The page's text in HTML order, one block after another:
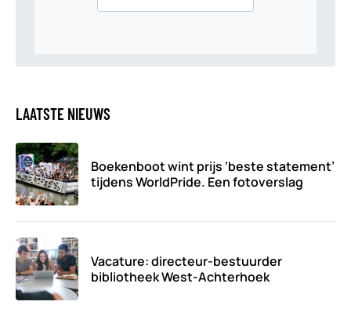
LAATSTE NIEUWS
Boekenboot wint prijs ‘beste statement’
tijdens WorldPride. Een fotoverslag
Vacature: directeur-bestuurder
bibliotheek West-Achterhoek